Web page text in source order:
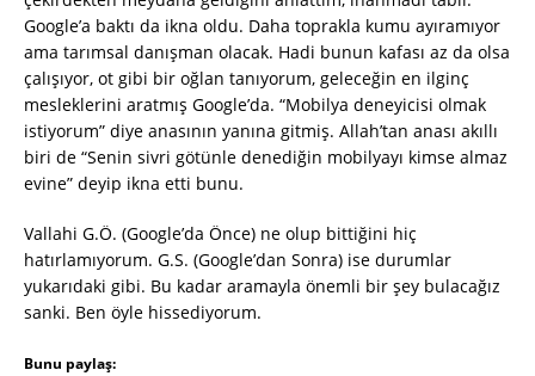
Google’a baktı da ikna oldu. Daha toprakla kumu ayıramıyor
ama tarımsal danışman olacak. Hadi bunun kafası az da olsa
çalışıyor, ot gibi bir oğlan tanıyorum, geleceğin en ilginç
mesleklerini aratmış Google’da. “Mobilya deneyicisi olmak
istiyorum” diye anasının yanına gitmiş. Allah’tan anası akıllı
biri de “Senin sivri götünle denediğin mobilyayı kimse almaz
evine” deyip ikna etti bunu.
Vallahi G.Ö. (Google’da Önce) ne olup bittiğini hiç
hatırlamıyorum. G.S. (Google’dan Sonra) ise durumlar
yukarıdaki gibi. Bu kadar aramayla önemli bir şey bulacağız
sanki. Ben öyle hissediyorum.
Bunu paylaş: